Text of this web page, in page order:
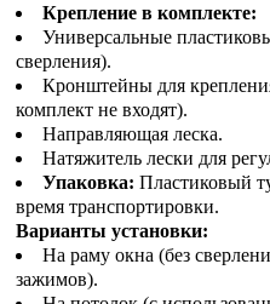
Крепление в комплекте:
Универсальные
сверления).
Кронштейны для
комплект не входят).
Направляющая леска.
Натяжитель лески для
Упаковка: Пластиковый
время транспортировки.
Варианты установки:
На раму окна (без
зажимов).